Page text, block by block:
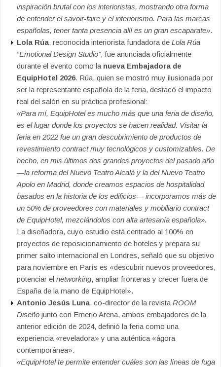
inspiración brutal con los interioristas, mostrando otra forma
de entender el savoir-faire y el interiorismo. Para las marcas
españolas, tener tanta presencia allí es un gran escaparate».
Lola Rúa, reconocida interiorista fundadora de Lola Rúa
“Emotional Design Studio”, fue anunciada oficialmente
durante el evento como la nueva Embajadora de
EquipHotel 2026. Rúa, quien se mostró muy ilusionada por
ser la representante española de la feria, destacó el impacto
real del salón en su práctica profesional:
«Para mí, EquipHotel es mucho más que una feria de diseño,
es el lugar donde los proyectos se hacen realidad. Visitar la
feria en 2022 fue un gran descubrimiento de productos de
revestimiento contract muy tecnológicos y customizables. De
hecho, en mis últimos dos grandes proyectos del pasado año
—la reforma del Nuevo Teatro Alcalá y la del Nuevo Teatro
Apolo en Madrid, donde creamos espacios de hospitalidad
basados en la historia de los edificios— incorporamos más de
un 50% de proveedores con materiales y mobiliario contract
de EquipHotel, mezclándolos con alta artesanía española».
La diseñadora, cuyo estudio está centrado al 100% en
proyectos de reposicionamiento de hoteles y prepara su
primer salto internacional en Londres, señaló que su objetivo
para noviembre en París es «descubrir nuevos proveedores,
potenciar el networking, ampliar fronteras y crecer fuera de
España de la mano de EquipHotel».
Antonio Jesús Luna, co-director de la revista ROOM
Diseño junto con Emerio Arena, ambos embajadores de la
anterior edición de 2024, definió la feria como una
experiencia «reveladora» y una auténtica «ágora
contemporánea»:
«EquipHotel te permite entender cuáles son las líneas de fuga